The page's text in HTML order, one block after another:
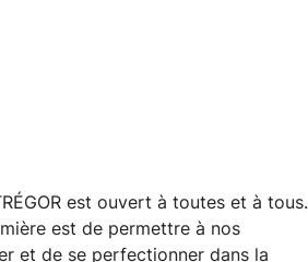
est ouvert à toutes et à tous.
est de permettre à nos
et de se perfectionner dans la